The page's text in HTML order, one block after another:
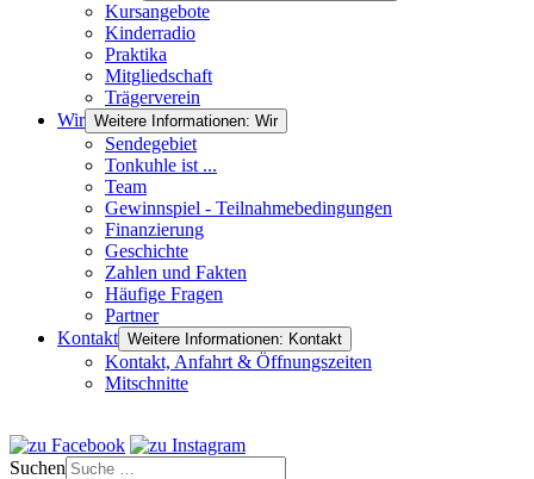
Kursangebote
Kinderradio
Praktika
Mitgliedschaft
Trägerverein
Wir Weitere Informationen: Wir
Sendegebiet
Tonkuhle ist ...
Team
Gewinnspiel - Teilnahmebedingungen
Finanzierung
Geschichte
Zahlen und Fakten
Häufige Fragen
Partner
Kontakt Weitere Informationen: Kontakt
Kontakt, Anfahrt & Öffnungszeiten
Mitschnitte
Suchen